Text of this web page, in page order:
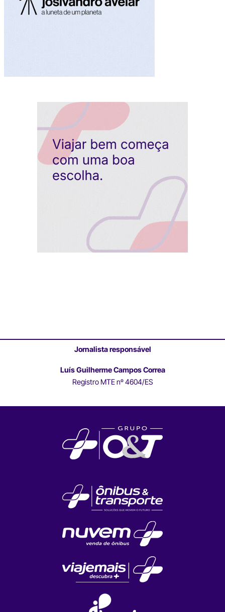
Jornalista responsável
Luís Guilherme Campos Correa
Registro MTE nº 4604/ES